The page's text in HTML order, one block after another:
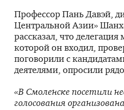
Профессор Пань Давэй,
Центральной Азии»
рассказал, что
которой он входил,
поговорили с
деятелями, опросили
«В Смоленске посетили
голосования